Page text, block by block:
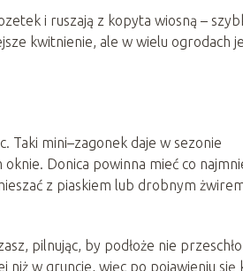
i ruszają z kopyta wiosną –
kwitnienie, ale w wielu ogrodach
Taki mini–zagonek daje w sezonie
Donica powinna mieć co
z piaskiem lub drobnym
pilnując, by podłoże nie przeschło
niż w gruncie, więc po pojawieniu się